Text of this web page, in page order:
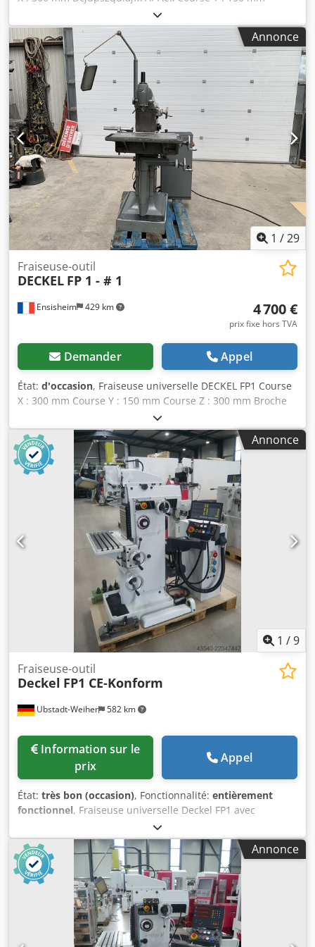
Course Z : 300 mm Broche horizontale + verticale Cône
CM4 DECKEL Vitesse de broche : de 40 à 2000 t/min. Tête
inclinable horizontalement Moteur de broche : 2 vitesses
Moteur : 1,5 kW Avances auto X - Z / manuelle Y Fourni
sans table uniquement avec 1 mandrin diviseur 4 mors
concentriques Ø 140 mm Tension : 380 V Largeur : 1200
mm Profondeur : 1200 mm Hauteur totale : 1600 mm Poids
: env. 900 KG
Annonce
1 /29
Ensisheim 429 km
Fraiseuse-outil
DECKEL FP 1 - # 1
4 700 €
prix fixe hors TVA
Demander Appel
État: d'occasion, Fraiseuse universelle DECKEL FP1 Course
X : 300 mm Course Y : 150 mm Course Z : 300 mm Broche
horizontale + verticale Cône SA40 DECKEL Vitesse de
broche : de 40 à 2000 t/min. Surface table : 600 x 210 mm
Tête inclinable horizontalement Table droite Moteur de
broche 2 vitesses Dodpfxezquk Aj Af Ajck Moteur 1,3 kW
Avances auto X - Z / manuelle Y Tension : 380 V Largeur :
1200 mm Profondeur avec armoire : 1200 mm Hauteur
totale : 1600 mm Poids : env. 900 kg
Annonce
1 /9
Ubstadt-Weiher 582 km
Fraiseuse-outil
Deckel FP1 CE-Konform
prix
Appel
État: très bon (occasion), Fonctionnalité: entièrement
fonctionnel, Fraiseuse universelle Deckel FP1 avec
affichage numérique à 3 axes K&C, avance à variation
continue, couleur gris clair, conforme CE, en excellent état.
Données techniques : >> Année de fabrication 1980,
numéro de machine 2101-1423 >> Table à angle fixe >>
Vitesse de rotation : 40 - 2000 tr/min >> Avance à variation
continue sur 2 axes >> Puissance du moteur : 1,5 / 1,9 kW
>> Frein de broche >> Avance rapide >> Déplacements
X/Y/Z : 300/160/340 mm >> Tête de fraisage verticale,
déplaçable de 100 mm sur le support de broche >>
Annonce